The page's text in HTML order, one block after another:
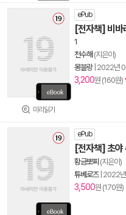
미리읽기
ePub
[전자책] 비
1
천수해 (지은이)
몽블랑| 2022년
3,200원 (160원)
ePub
[전자책] 초야
황금뽀찌 (지은이)
튜베로즈| 2022
3,500원 (170원)